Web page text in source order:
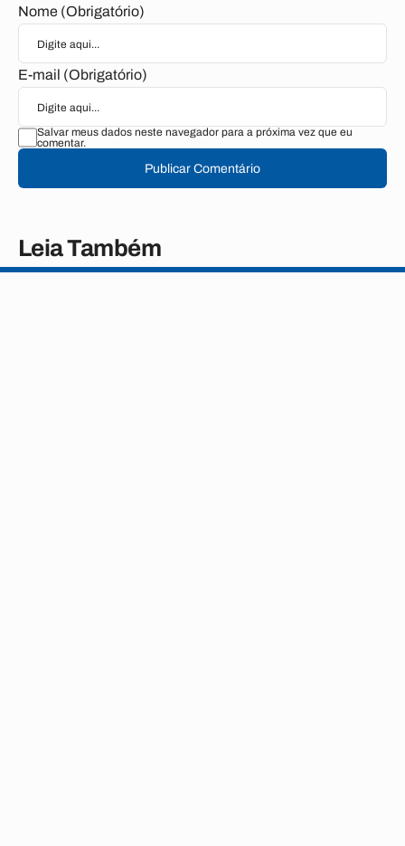
Nome (Obrigatório)
E-mail (Obrigatório)
Salvar meus dados neste navegador para a próxima vez que eu
comentar.
Publicar Comentário
Leia Também